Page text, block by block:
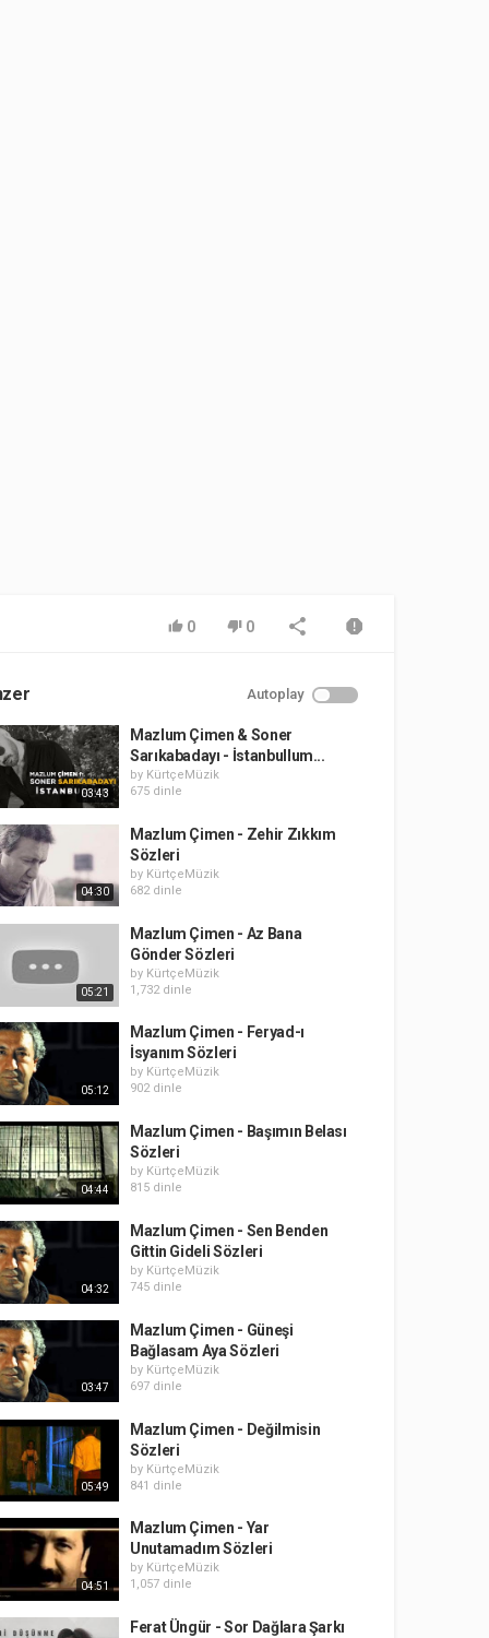
0 0
Autoplay
03:43
Mazlum Çimen & Soner
Sarıkabadayı - İstanbullum...
by KürtçeMüzik
675 dinle
04:30
Mazlum Çimen - Zehir Zıkkım
Sözleri
by KürtçeMüzik
682 dinle
05:21
Mazlum Çimen - Az Bana
Gönder Sözleri
by KürtçeMüzik
1,732 dinle
05:12
Mazlum Çimen - Feryad-ı
İsyanım Sözleri
by KürtçeMüzik
902 dinle
04:44
Mazlum Çimen - Başımın Belası
Sözleri
by KürtçeMüzik
815 dinle
04:32
Mazlum Çimen - Sen Benden
Gittin Gideli Sözleri
by KürtçeMüzik
745 dinle
03:47
Mazlum Çimen - Güneşi
Bağlasam Aya Sözleri
by KürtçeMüzik
697 dinle
05:49
Mazlum Çimen - Değilmisin
Sözleri
by KürtçeMüzik
841 dinle
04:51
Mazlum Çimen - Yar
Unutamadım Sözleri
by KürtçeMüzik
1,057 dinle
Ferat Üngür - Sor Dağlara Şarkı